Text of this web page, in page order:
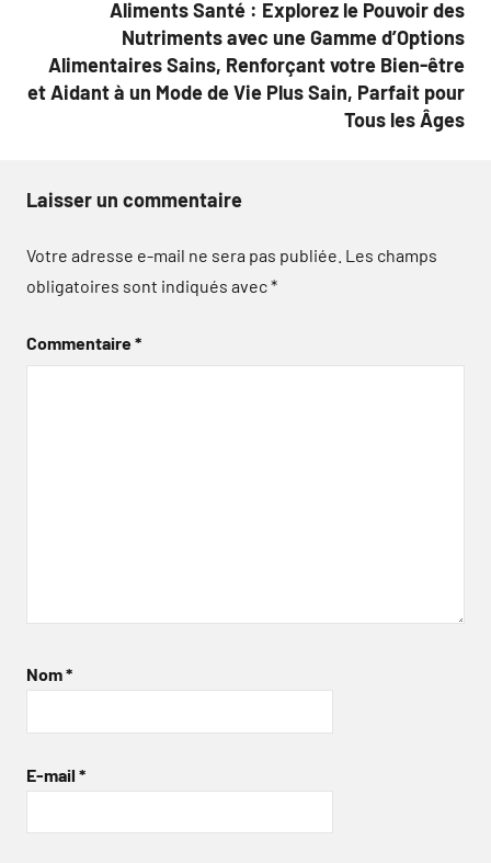
Aliments Santé : Explorez le Pouvoir des
Nutriments avec une Gamme d’Options
Alimentaires Sains, Renforçant votre Bien-être
et Aidant à un Mode de Vie Plus Sain, Parfait pour
Tous les Âges
Laisser un commentaire
Votre adresse e-mail ne sera pas publiée. Les champs
obligatoires sont indiqués avec*
Commentaire*
Nom*
E-mail *